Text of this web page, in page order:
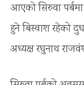
आएको सिरुवा पर्बमा
हुने बिस्वाश रहेको
अध्यक्ष रघुनाथ